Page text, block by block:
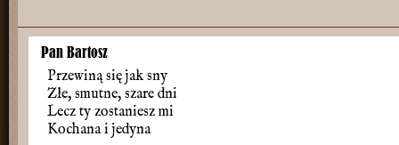
Pan Bartosz
Przewiną się jak sny
Złe, smutne, szare dni
Lecz ty zostaniesz mi
Kochana i jedyna